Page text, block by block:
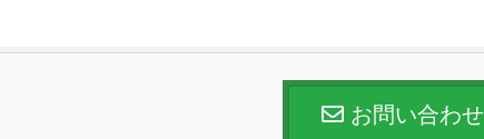
お問い合わせ